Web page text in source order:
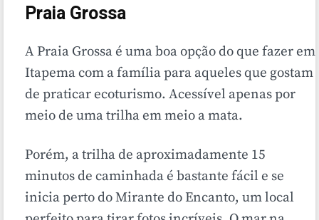
Praia Grossa
A Praia Grossa é uma boa opção do que fazer em
Itapema com a família para aqueles que gostam
de praticar ecoturismo. Acessível apenas por
meio de uma trilha em meio a mata.
Porém, a trilha de aproximadamente 15
minutos de caminhada é bastante fácil e se
inicia perto do Mirante do Encanto, um local